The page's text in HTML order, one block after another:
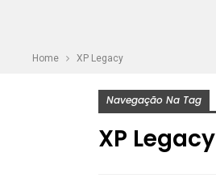
Home XP Legacy
Navegação Na Tag
XP Legacy